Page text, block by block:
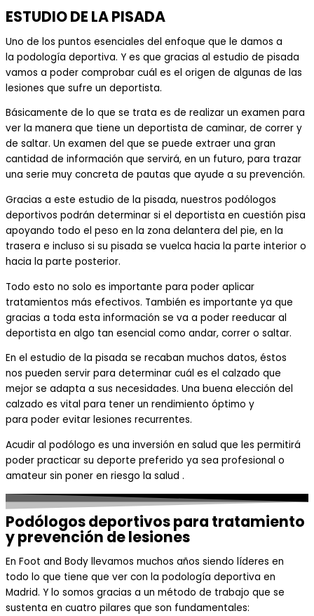
ESTUDIO DE LA PISADA
Uno de los puntos esenciales del enfoque que le damos a
la podología deportiva. Y es que gracias al estudio de pisada
vamos a poder comprobar cuál es el origen de algunas de las
lesiones que sufre un deportista.
Básicamente de lo que se trata es de realizar un examen para
ver la manera que tiene un deportista de caminar, de correr y
de saltar. Un examen del que se puede extraer una gran
cantidad de información que servirá, en un futuro, para trazar
una serie muy concreta de pautas que ayude a su prevención.
Gracias a este estudio de la pisada, nuestros podólogos
deportivos podrán determinar si el deportista en cuestión pisa
apoyando todo el peso en la zona delantera del pie, en la
trasera e incluso si su pisada se vuelca hacia la parte interior o
hacia la parte posterior.
Todo esto no solo es importante para poder aplicar
tratamientos más efectivos. También es importante ya que
gracias a toda esta información se va a poder reeducar al
deportista en algo tan esencial como andar, correr o saltar.
En el estudio de la pisada se recaban muchos datos, éstos
nos pueden servir para determinar cuál es el calzado que
mejor se adapta a sus necesidades. Una buena elección del
calzado es vital para tener un rendimiento óptimo y
para poder evitar lesiones recurrentes.
Acudir al podólogo es una inversión en salud que les permitirá
poder practicar su deporte preferido ya sea profesional o
amateur sin poner en riesgo la salud .
Podólogos deportivos para tratamiento
y prevención de lesiones
En Foot and Body llevamos muchos años siendo líderes en
todo lo que tiene que ver con la podología deportiva en
Madrid. Y lo somos gracias a un método de trabajo que se
sustenta en cuatro pilares que son fundamentales: